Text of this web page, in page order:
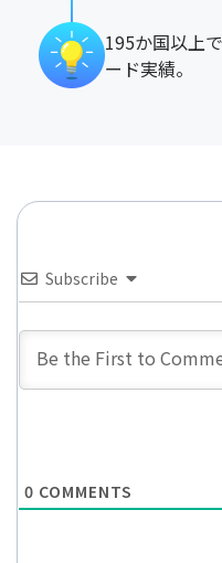
195か国以上
ード実績。
Subscribe
0 COMMENTS